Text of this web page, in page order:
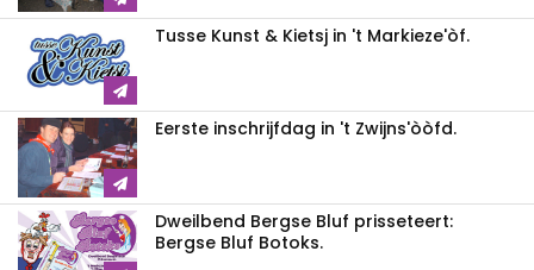
Tusse Kunst & Kietsj in 't Markieze'òf.
Eerste inschrijfdag in 't Zwijns'òòfd.
Dweilbend Bergse Bluf prisseteert:
Bergse Bluf Botoks.